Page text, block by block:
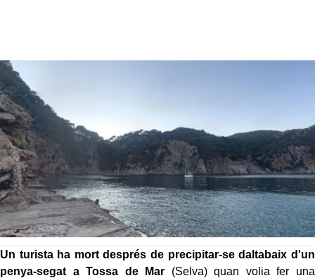
Un turista ha mort després de precipitar-se daltabaix d'un
penya-segat a Tossa de Mar (Selva) quan volia fer una